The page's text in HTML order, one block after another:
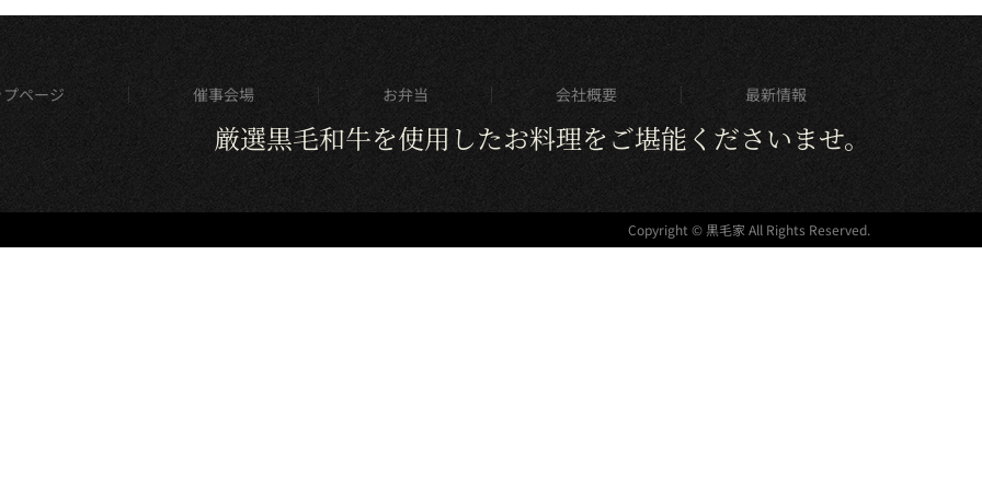
ページ 催事会場 お弁当 会社概要 最新情報
厳選黒毛和牛を使用したお料理をご堪能くださいませ。
Copyright © 黒毛家 All Rights Reserved.